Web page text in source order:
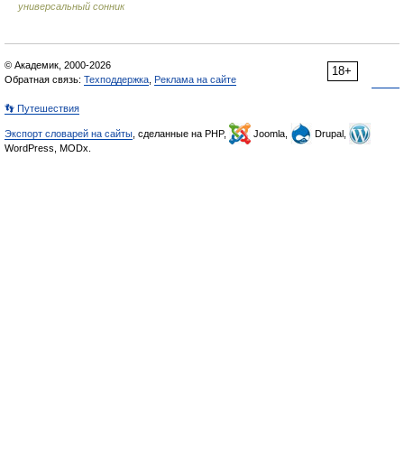
универсальный сонник
18+
© Академик, 2000-2026
Обратная связь: Техподдержка Реклама на сайте
👣 Путешествия
Экспорт словарей на сайты , сделанные на PHP, Joomla,
Drupal,
WordPress, MODx.